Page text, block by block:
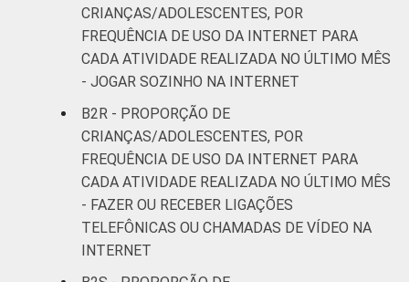
CRIANÇAS/ADOLESCENTES, POR
FREQUÊNCIA DE USO DA INTERNET PARA
CADA ATIVIDADE REALIZADA NO ÚLTIMO MÊS
- JOGAR SOZINHO NA INTERNET
B2R - PROPORÇÃO DE
CRIANÇAS/ADOLESCENTES, POR
FREQUÊNCIA DE USO DA INTERNET PARA
CADA ATIVIDADE REALIZADA NO ÚLTIMO MÊS
- FAZER OU RECEBER LIGAÇÕES
TELEFÔNICAS OU CHAMADAS DE VÍDEO NA
INTERNET